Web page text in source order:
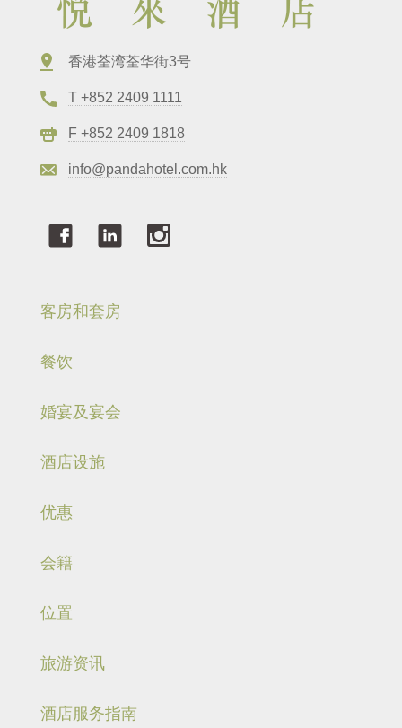
香港荃湾荃华街3号
T +852 2409 1111
F +852 2409 1818
info@pandahotel.com.hk
客房和套房
餐饮
婚宴及宴会
酒店设施
优惠
会籍
位置
旅游资讯
酒店服务指南